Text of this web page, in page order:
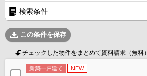
検索条件
この条件を保存
チェックした物件をまとめて資料請求（無料）
新築一戸建て NEW